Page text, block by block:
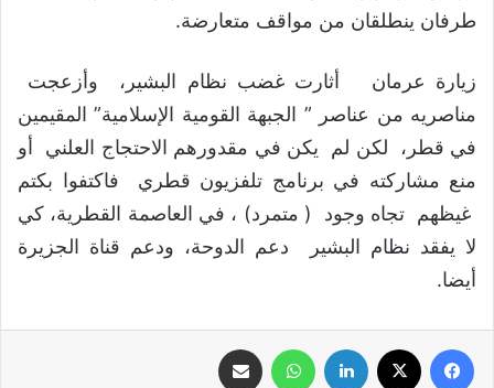
طرفان ينطلقان من مواقف متعارضة.
زيارة عرمان أثارت غضب نظام البشير، وأزعجت
مناصريه من عناصر ” الجبهة القومية الإسلامية” المقيمين
في قطر، لكن لم يكن في مقدورهم الاحتجاج العلني أو
منع مشاركته في برنامج تلفزيون قطري فاكتفوا بكتم
غيظهم تجاه وجود ( متمرد) ، في العاصمة القطرية، كي
لا يفقد نظام البشير دعم الدوحة، ودعم قناة الجزيرة
أيضا.